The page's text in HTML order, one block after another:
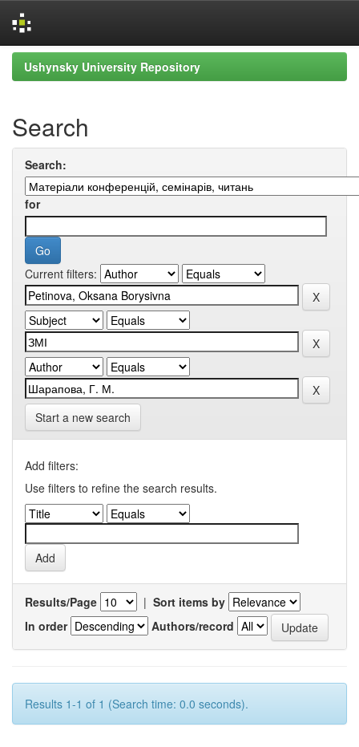
Skip
navigation
Ushynsky University Repository
Search
Search:
for
Current filters:
Start a new search
Add filters:
Use filters to refine the search results.
Results/Page | Sort items by
In order
Authors/record
Results 1-1 of 1 (Search time: 0.0 seconds).